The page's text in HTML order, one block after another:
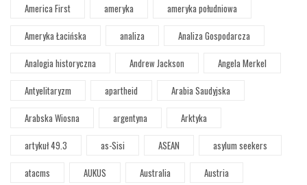
America First
ameryka
ameryka południowa
Ameryka Łacińska
analiza
Analiza Gospodarcza
Analogia historyczna
Andrew Jackson
Angela Merkel
Antyelitaryzm
apartheid
Arabia Saudyjska
Arabska Wiosna
argentyna
Arktyka
artykuł 49.3
as-Sisi ASEAN
asylum seekers
atacms
AUKUS Australia
Austria